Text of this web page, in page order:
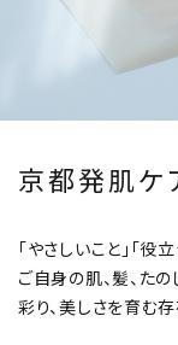
京都発肌ケ
「やさしいこと」「役
ご自身の肌、髪、た
彩り、美しさを育む